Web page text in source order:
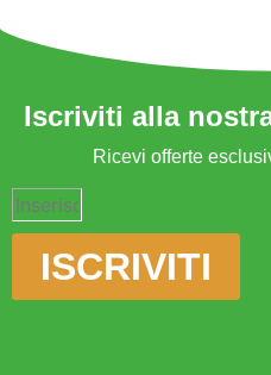
Iscriviti alla
Ricevi offerte
ISCRIVITI